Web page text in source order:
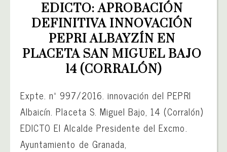
EDICTO: APROBACIÓN
DEFINITIVA INNOVACIÓN
PEPRI ALBAYZÍN EN
PLACETA SAN MIGUEL BAJO
14 (CORRALÓN)
Expte. nº 997/2016. innovación del PEPRI
Albaicín. Placeta S. Miguel Bajo, 14 (Corralón)
EDICTO El Alcalde Presidente del Excmo.
Ayuntamiento de Granada,